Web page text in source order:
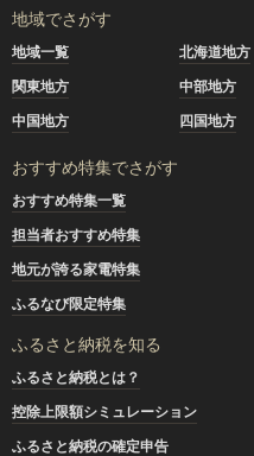
地域でさがす
地域一覧 北海道地方
関東地方
中部地方
中国地方
四国地方
おすすめ特集でさがす
おすすめ特集一覧
担当者おすすめ特集
地元が誇る家電特集
ふるなび限定特集
ふるさと納税を知る
ふるさと納税とは？
控除上限額シミュレーション
ふるさと納税の確定申告